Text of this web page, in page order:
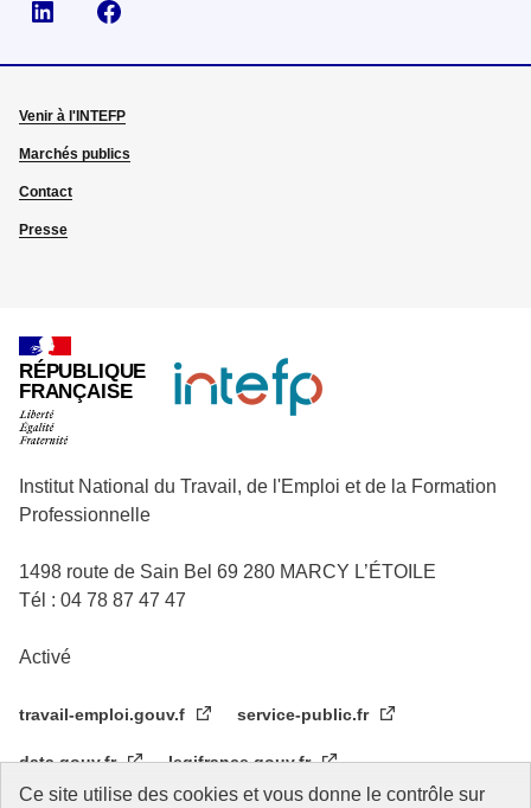
Ce site utilise des cookies et vous donne le contrôle sur
Visiter la page Linkedin
Venir à l'INTEFP
Marchés publics
Contact
Presse
RÉPUBLIQUE
FRANÇAISE
Institut National du Travail, de l'Emploi et de la Formation
Professionnelle
1498 route de Sain Bel 69 280 MARCY L’ÉTOILE
Tél : 04 78 87 47 47
Activé
travail-emploi.gouv.f service-public.fr
data.gouv.fr legifrance.gouv.fr